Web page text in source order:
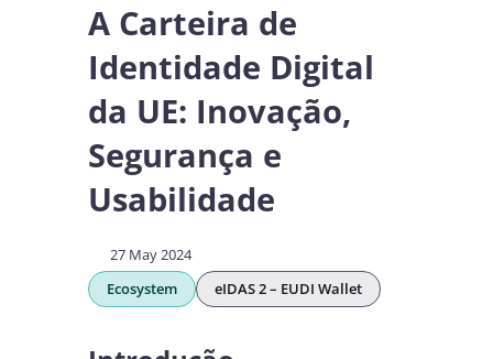
A Carteira de
Identidade Digital
da UE: Inovação,
Segurança e
Usabilidade
27 May 2024
Ecosystem
eIDAS 2 – EUDI Wallet